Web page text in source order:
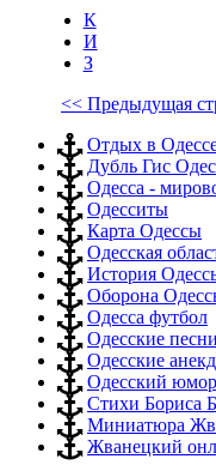
К
И
З
<< Предыдущая
Отдых в
Дубль Гис
Одесса -
Одесситы
Карта Одессы
Одесская
История
Оборона
Одесса футбол
Одесские песни
Одесские
Одесский юмор
Стихи Бориса
Миниатюра
Жванецкий